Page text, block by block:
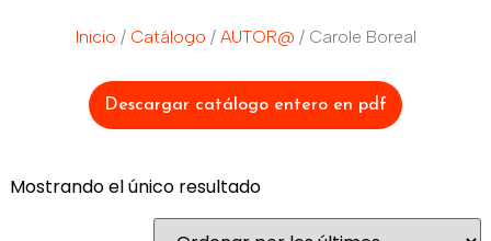
Inicio / Catálogo / AUTOR@ / Carole Boreal
Descargar catálogo entero en pdf
Mostrando el único resultado